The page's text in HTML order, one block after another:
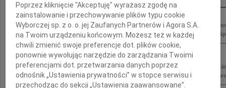
24 kwietnia 2010 roku odszedł Wojciech Siemion z Krzczonowa Wielki aktor,
założyciel Wiejskiej Galerii Sztuki w Petrykozach, zasłużony dla polskiej kultury.
24 kwietnia 2010 roku zmarł mój najukochańszy Mąż i największy Przyjaciel
wraz ze mną przeżywają tą bolesną stratę powiadamiam, że uroczystości
Poprzez kliknięcie "Akceptuję" wyrażasz zgodę na
zainstalowanie i przechowywanie plików typu cookie
Wyborczej sp. z o. o. jej Zaufanych Partnerów i Agora S.A.
na Twoim urządzeniu końcowym. Możesz też w każdej
chwili zmienić swoje preferencje dot. plików cookie,
ponownie wywołując narzędzie do zarządzania Twoimi
preferencjami dot. przetwarzania danych poprzez
odnośnik „Ustawienia prywatności” w stopce serwisu i
przechodząc do sekcji „Ustawienia zaawansowane”.